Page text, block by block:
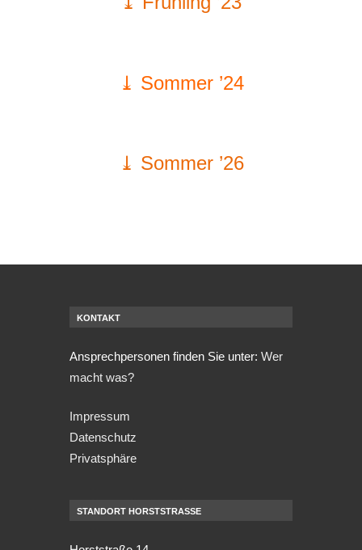
⤓ Sommer ’24
⤓ Sommer ’26
KONTAKT
Ansprechpersonen finden Sie unter: Wer
macht was?
Impressum
Datenschutz
Privatsphäre
STANDORT HORSTSTRASSE